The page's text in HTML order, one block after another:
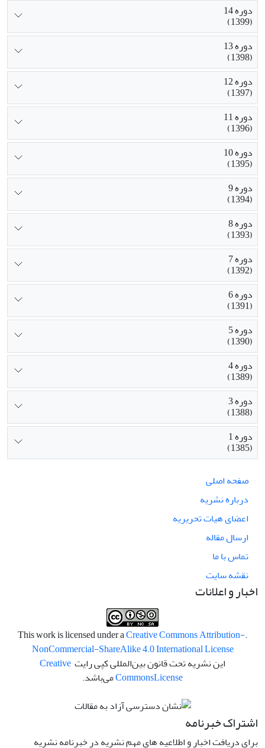
دوره 14
(1399)
دوره 13
(1398)
دوره 12
(1397)
دوره 11
(1396)
دوره 10
(1395)
دوره 9
(1394)
دوره 8
(1393)
دوره 7
(1392)
دوره 6
(1391)
دوره 5
(1390)
دوره 4
(1389)
دوره 3
(1388)
دوره 1
(1385)
صفحه اصلی
درباره نشریه
اعضای هیات تحریریه
ارسال مقاله
تماس با ما
نقشه سایت
اخبار و اعلانات
.This work is licensed under a
Creative Commons Attribution-
NonCommercial-ShareAlike 4.0 International License
این نشریه تحت قانون بین‌المللی کپی رایت Creative
CommonsLicense می‌باشد.
اشتراک خبرنامه
برای دریافت اخبار و اطلاعیه های مهم نشریه در خبرنامه نشریه